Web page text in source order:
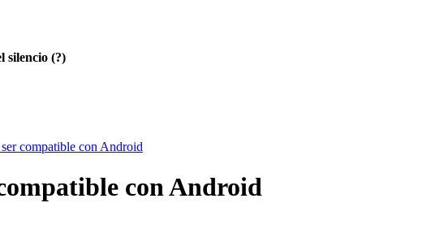
silencio (?)
compatible con Android
con Android